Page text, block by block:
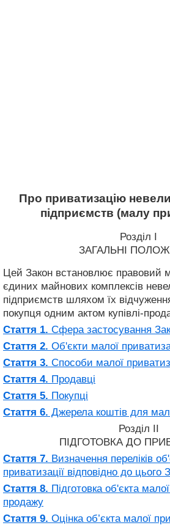
Про приватизацію
підприємств (малу
Розділ I
ЗАГАЛЬНІ
Цей Закон встановлює правовий
єдиних майнових комплексів
підприємств шляхом їх
покупця одним актом купівлі-
Стаття 1. Сфера застосування
Стаття 2. Об'єкти малої
Стаття 3. Способи малої
Стаття 4. Продавці
Стаття 5. Покупці
Стаття 6. Джерела коштів для
Розділ II
ПІДГОТОВКА ДО
Стаття 7. Визначення переліків
приватизації відповідно до цього
Стаття 8. Підготовка об'єкта
продажу
Стаття 9. Оцінка об’єкта малої